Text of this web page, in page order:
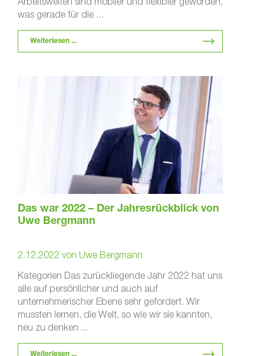
was gerade für die ...
Weiterlesen ...
Das war 2022 – Der Jahresrückblick von
Uwe Bergmann
2.12.2022 von Uwe Bergmann
Kategorien Das zurückliegende Jahr 2022 hat uns
alle auf persönlicher und auch auf
unternehmerischer Ebene sehr gefordert. Wir
mussten lernen, die Welt, so wie wir sie kannten,
neu zu denken ...
Weiterlesen ...